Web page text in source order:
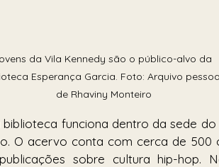
da Vila Kennedy são o público-alvo da
Esperança Garcia. Foto: Arquivo
de Rhaviny Monteiro
funciona dentro da sede do
O acervo conta com cerca de 500
sobre cultura hip-hop.